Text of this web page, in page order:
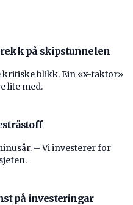
på skipstunnelen
kritiske blikk. Ein «x-faktor»
lite med.
– Vi investerer for
på investeringar